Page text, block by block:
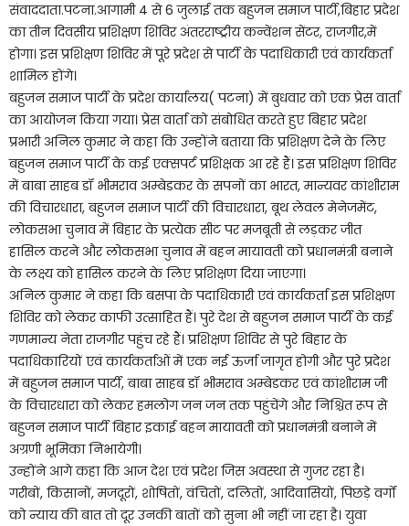
संवाददाता.पटना.आगामी 4 से 6 जुलाई तक बहुजन समाज पार्टी,बिहार प्रदेश
का तीन दिवसीय प्रशिक्षण शिविर अंतरराष्ट्रीय कन्वेंशन सेंटर, राजगीर,में
होगा। इस प्रशिक्षण शिविर में पूरे प्रदेश से पार्टी के पदाधिकारी एवं कार्यकर्ता
शामिल होंगे।
बहुजन समाज पार्टी के प्रदेश कार्यालय( पटना) में बुधवार को एक प्रेस वार्ता
का आयोजन किया गया। प्रेस वार्ता को संबोधित करते हुए बिहार प्रदेश
प्रभारी अनिल कुमार ने कहा कि उन्होंने बताया कि प्रशिक्षण देने के लिए
बहुजन समाज पार्टी के कई एक्सपर्ट प्रशिक्षक आ रहे हैं। इस प्रशिक्षण शिविर
में बाबा साहब डॉ भीमराव अम्बेडकर के सपनों का भारत, मान्यवर कांशीराम
की विचारधारा, बहुजन समाज पार्टी की विचारधारा, बूथ लेवल मेनेजमेंट,
लोकसभा चुनाव में बिहार के प्रत्येक सीट पर मजबूती से लड़कर जीत
हासिल करने और लोकसभा चुनाव में बहन मायावती को प्रधानमंत्री बनाने
के लक्ष्य को हासिल करने के लिए प्रशिक्षण दिया जाएगा।
अनिल कुमार ने कहा कि बसपा के पदाधिकारी एवं कार्यकर्ता इस प्रशिक्षण
शिविर को लेकर काफी उत्साहित हैं। पुरे देश से बहुजन समाज पार्टी के कई
गणमान्य नेता राजगीर पहुंच रहे हैं। प्रशिक्षण शिविर से पुरे बिहार के
पदाधिकारियों एवं कार्यकर्ताओं में एक नई ऊर्जा जागृत होगी और पुरे प्रदेश
में बहुजन समाज पार्टी, बाबा साहब डॉ भीमराव अम्बेडकर एवं कांशीराम जी
के विचारधारा को लेकर हमलोग जन जन तक पहुंचेंगे और निश्चित रूप से
बहुजन समाज पार्टी बिहार इकाई बहन मायावती को प्रधानमंत्री बनाने में
अग्रणी भूमिका निभायेगी।
उन्होंने आगे कहा कि आज देश एवं प्रदेश जिस अवस्था से गुजर रहा है।
गरीबों, किसानों, मजदूरों, शोषितों, वंचितों, दलितों, आदिवासियों, पिछड़े वर्गों
को न्याय की बात तो दूर उनकी बातों को सुना भी नहीं जा रहा है। युवा